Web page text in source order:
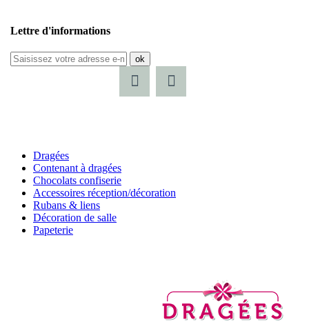
Lettre d'informations
ok
Dragées
Contenant à dragées
Chocolats confiserie
Accessoires réception/décoration
Rubans & liens
Décoration de salle
Papeterie